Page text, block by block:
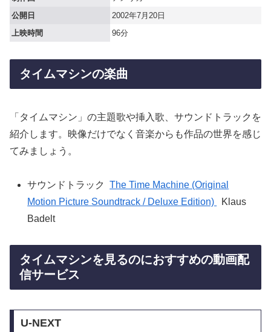
公開日
2002年7月20日
上映時間
96分
タイムマシンの楽曲
「タイムマシン」の主題歌や挿入歌、サウンドトラックを
紹介します。映像だけでなく音楽からも作品の世界を感じ
てみましょう。
サウンドトラック
The Time Machine (Original
Motion Picture Soundtrack / Deluxe Edition)
Klaus
Badelt
タイムマシンを見るのにおすすめの動画配
信サービス
U-NEXT